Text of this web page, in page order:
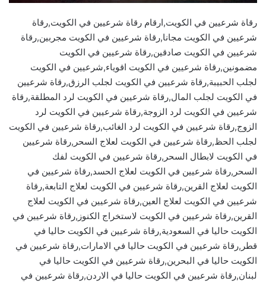
رقاة شرعيين في الكويت,ارقام رقاة شرعيين في الكويت,رقاة
شرعيين في الكويت مجانا,رقاة شرعيين في الكويت مجربين,رقاة
شرعيين في الكويت صادقين,رقاة شرعيين في الكويت
مضمونين,رقاة شرعيين في الكويت اقوياء,شرعيين في الكويت
لجلب الحبيبة,رقاة شرعيين في الكويت لجلب الرزق,رقاة شرعيين
في الكويت لجلب المال,رقاة شرعيين في الكويت لرد المطلقة,رقاة
شرعيين في الكويت لرد الزوجة,رقاة شرعيين في الكويت لرد
الزوج,رقاة شرعيين في الكويت لرد الغائب,رقاة شرعيين في الكويت
لجلب الحظ,رقاة شرعيين في الكويت لعلاج السحر,رقاة شرعيين
في الكويت لابطال السحر,رقاة شرعيين في الكويت لفك
السحر,رقاة شرعيين في الكويت لعلاج الحسد,رقاة شرعيين في
الكويت لعلاج القرين,رقاة شرعيين في الكويت لعلاج التابعة,رقاة
شرعيين في الكويت لعلاج العين,رقاة شرعيين في الكويت لعلاج
القرين,رقاة شرعيين في الكويت لاستخراج الكنوز,رقاة شرعيين في
الكويت حاليا في السعودية,رقاة شرعيين في الكويت حاليا في
قطر,رقاة شرعيين في الكويت حاليا في الامارات,رقاة شرعيين في
الكويت حاليا في البحرين,رقاة شرعيين في الكويت حاليا في
لبنان,رقاة شرعيين في الكويت حاليا في الاردن,رقاة شرعيين في